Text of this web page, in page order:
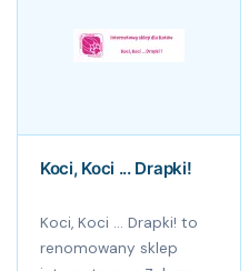
Koci, Koci ... Drapki!
Koci, Koci ... Drapki! to
renomowany sklep